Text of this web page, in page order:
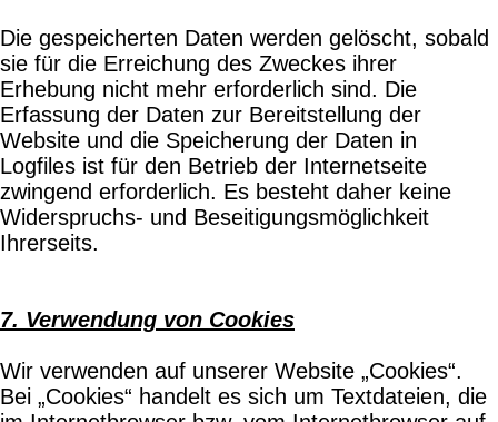
Die gespeicherten Daten werden gelöscht, sobald
sie für die Erreichung des Zweckes ihrer
Erhebung nicht mehr erforderlich sind. Die
Erfassung der Daten zur Bereitstellung der
Website und die Speicherung der Daten in
Logfiles ist für den Betrieb der Internetseite
zwingend erforderlich. Es besteht daher keine
Widerspruchs- und Beseitigungsmöglichkeit
Ihrerseits.
7. Verwendung von Cookies
Wir verwenden auf unserer Website „Cookies“.
Bei „Cookies“ handelt es sich um Textdateien, die